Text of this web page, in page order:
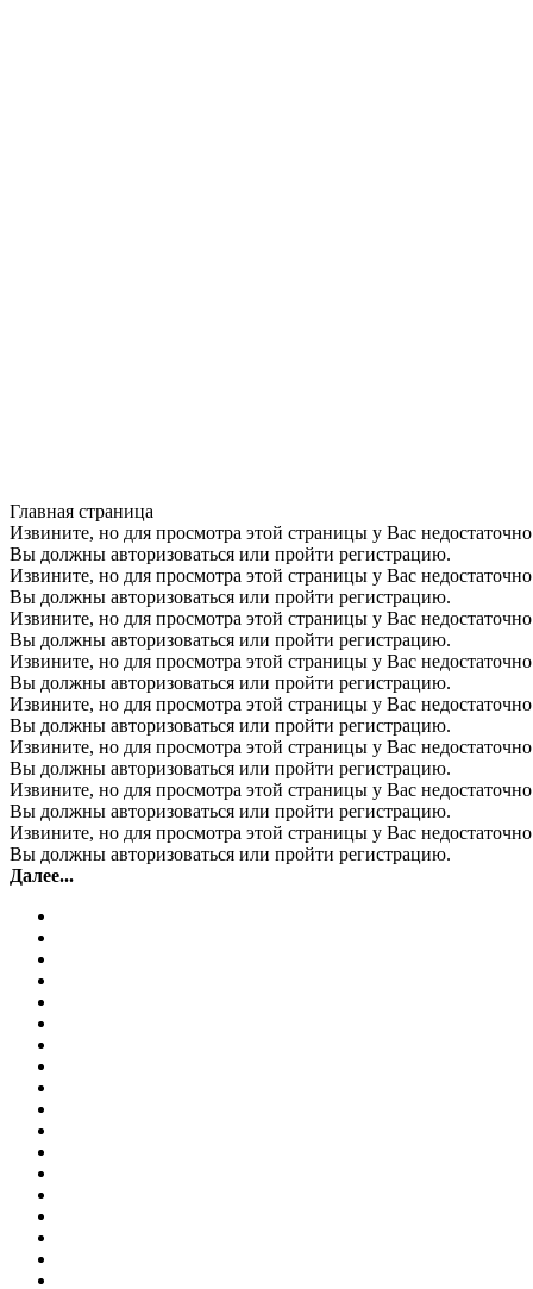
Главная страница
Извините, но для просмотра этой страницы у Вас
Вы должны авторизоваться или пройти регистрацию.
Извините, но для просмотра этой страницы у Вас
Вы должны авторизоваться или пройти регистрацию.
Извините, но для просмотра этой страницы у Вас
Вы должны авторизоваться или пройти регистрацию.
Извините, но для просмотра этой страницы у Вас
Вы должны авторизоваться или пройти регистрацию.
Извините, но для просмотра этой страницы у Вас
Вы должны авторизоваться или пройти регистрацию.
Извините, но для просмотра этой страницы у Вас
Вы должны авторизоваться или пройти регистрацию.
Извините, но для просмотра этой страницы у Вас
Вы должны авторизоваться или пройти регистрацию.
Извините, но для просмотра этой страницы у Вас
Вы должны авторизоваться или пройти регистрацию.
Далее...